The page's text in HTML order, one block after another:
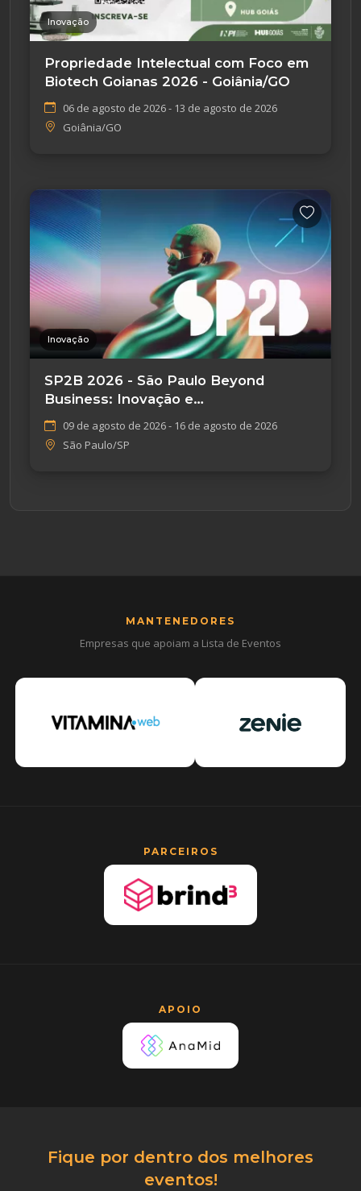
Inovação
Propriedade Intelectual com Foco em
Biotech Goianas 2026 - Goiânia/GO
06 de agosto de 2026 - 13 de agosto de 2026
Goiânia/GO
Inovação
SP2B 2026 - São Paulo Beyond
Business: Inovação e
Empreendedorismo
09 de agosto de 2026 - 16 de agosto de 2026
São Paulo/SP
MANTENEDORES
Empresas que apoiam a Lista de Eventos
PARCEIROS
APOIO
Fique por dentro dos melhores
eventos!